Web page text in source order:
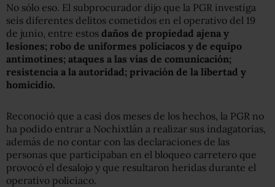
No sólo eso. El subprocurador dijo que la PGR investiga
seis diferentes delitos cometidos en el operativo del 19
de junio, entre estos daños de propiedad ajena y
lesiones; robo de uniformes policiacos y de equipo
antimotines; ataques a las vías de comunicación;
resistencia a la autoridad; privación de la libertad y
homicidio.
Reconoció que a casi dos meses de los hechos, la PGR no
ha podido entrar a Nochixtlán a realizar sus indagatorias,
además de no contar con las declaraciones de las
personas que participaban en el bloqueo carretero que
provocó el desalojo y que resultaron heridas durante el
operativo policiaco.